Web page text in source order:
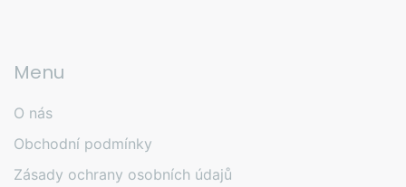
Menu
O nás
Obchodní podmínky
Zásady ochrany osobních údajů